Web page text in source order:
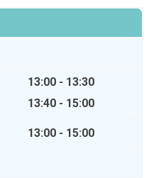
13:00 - 13:30
13:40 - 15:00
13:00 - 15:00